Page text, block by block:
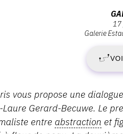
Vosges,
75004
Paris
17
Galerie
vous propose une
Gerard-Becuwe. Le
entre abstraction et